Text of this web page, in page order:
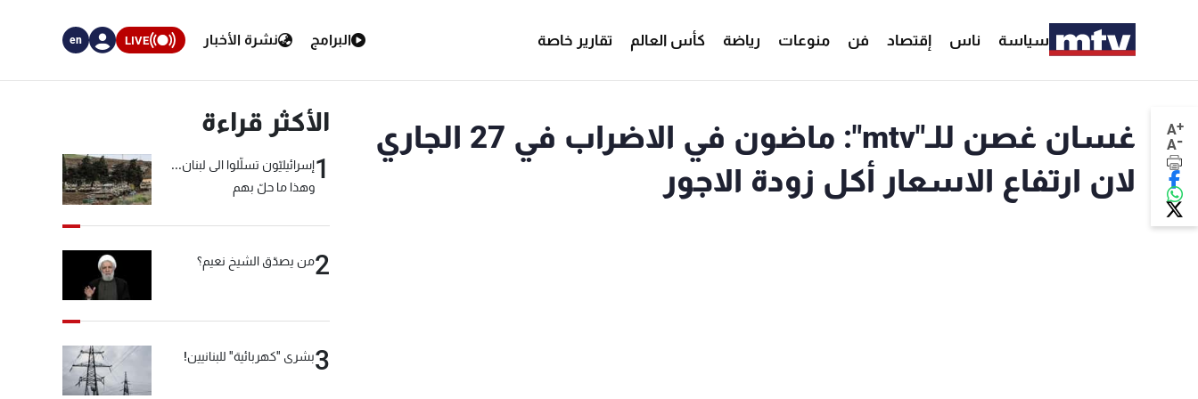
سياسة ناس إقتصاد فن منوعات رياضة كأس العالم تقارير خاصة البرامج نشرة الأخبار LIVE
en
A+
A-
غسان غصن للـ"mtv": ماضون في الاضراب في 27 الجاري
لان ارتفاع الاسعار أكل زودة الاجور
الأكثر قراءة
1إسرائيليّون تسلّلوا الى لبنان...
وهذا ما حلّ بهم
2من يصدّق الشيخ نعيم؟
3بشرى "كهربائية" للبنانيين!